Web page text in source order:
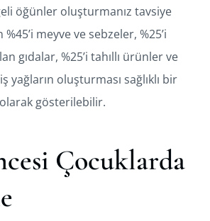
öğünler oluşturmanız tavsiye
meyve ve sebzeler, %25’i
gıdalar, %25’i tahıllı ürünler ve
yağların oluşturması sağlıklı bir
gösterilebilir.
Çocuklarda